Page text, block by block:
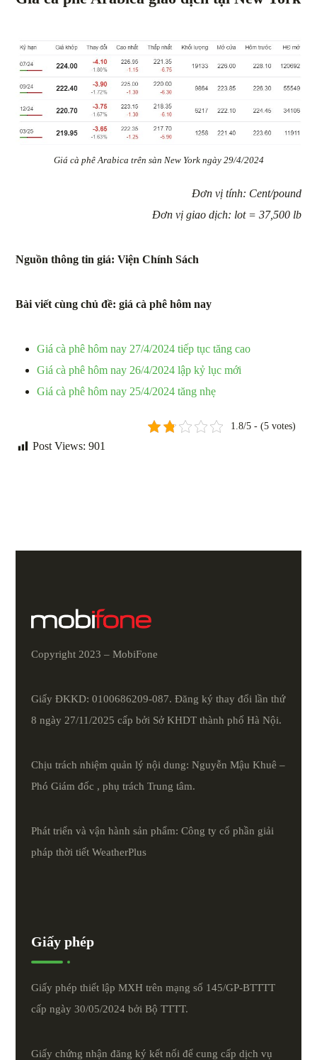
Giá cà phê Arabica trên sàn New York ngày 29/4/2024
Đơn vị tính: Cent/pound
Đơn vị giao dịch: lot = 37,500 lb
Nguồn thông tin giá: Viện Chính Sách
Bài viết cùng chủ đề: giá cà phê hôm nay
Giá cà phê hôm nay 27/4/2024 tiếp tục tăng cao
Giá cà phê hôm nay 26/4/2024 lập kỷ lục mới
Giá cà phê hôm nay 25/4/2024 tăng nhẹ
1.8/5 - (5 votes)
Post Views: 901
Copyright 2023 – MobiFone
Giấy ĐKKD: 0100686209-087. Đăng ký thay đổi lần thứ
8 ngày 27/11/2025 cấp bởi Sở KHDT thành phố Hà Nội.
Chịu trách nhiệm quản lý nội dung: Nguyễn Mậu Khuê –
Phó Giám đốc , phụ trách Trung tâm.
Phát triển và vận hành sản phẩm: Công ty cổ phần giải
pháp thời tiếtWeatherPlus
Giấy phép
Giấy phép thiết lập MXH trên mạng số 145/GP-BTTTT
cấp ngày 30/05/2024 bởi Bộ TTTT.
Giấy chứng nhận đăng ký kết nối để cung cấp dịch vụ